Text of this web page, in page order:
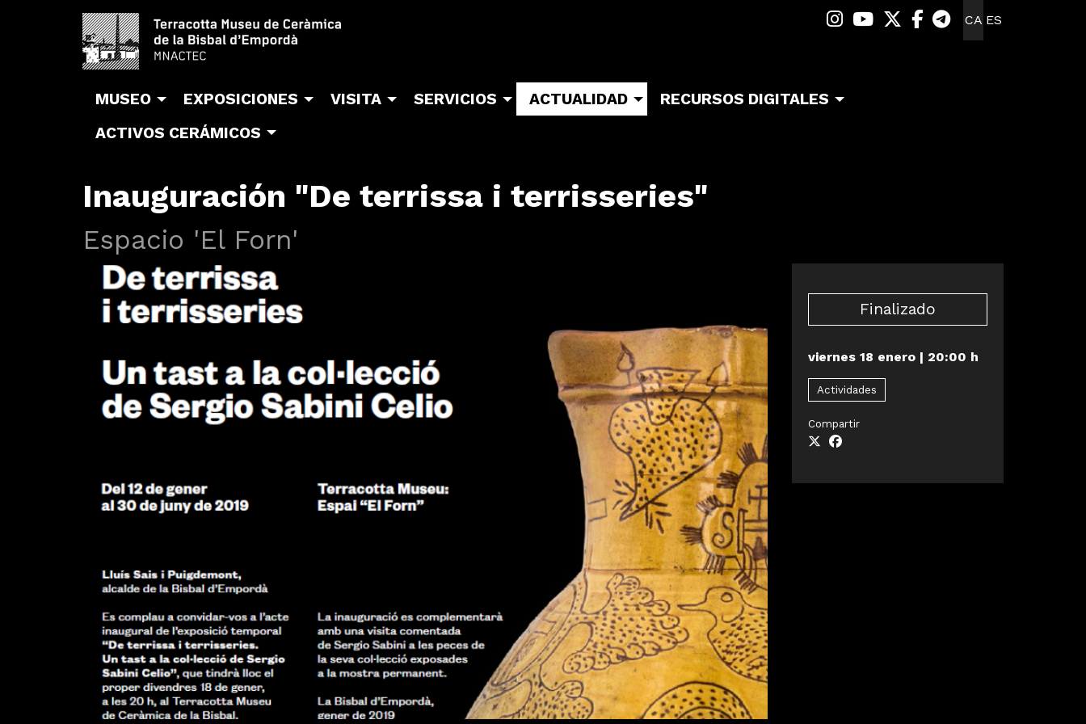
CA ES
Link a instagram
Link a youtube
Link a twitter
Link a facebook
Link a
MUSEO EXPOSICIONES VISITA SERVICIOS ACTUALIDAD
RECURSOS DIGITALES
ACTIVOS CERÁMICOS
Inauguración "De terrissa i terrisseries"
Espacio 'El Forn'
Finalizado
viernes 18 enero| 20:00 h
Actividades
Compartir